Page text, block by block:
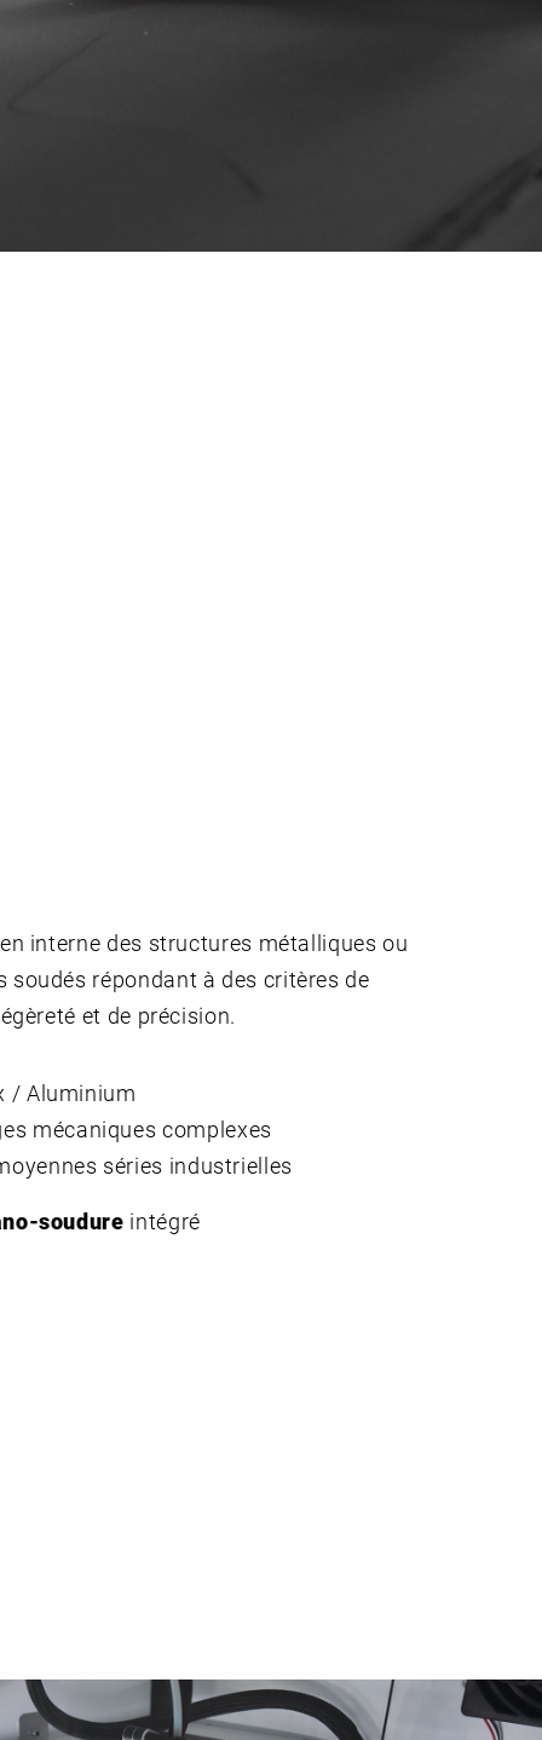
interne des structures métalliques ou
soudés répondant à des critères de
et de précision.
/ Aluminium
mécaniques complexes
séries industrielles
soudure intégré